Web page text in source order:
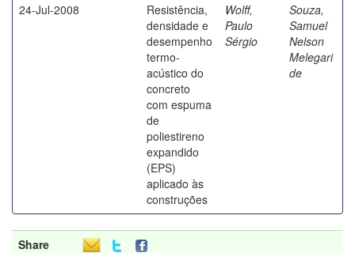
24-Jul-2008
Resistência,
densidade e
desempenho
termo-
acústico do
concreto
com espuma
de
poliestireno
expandido
(EPS)
aplicado às
construções
Wolff,
Paulo
Sérgio
Souza,
Samuel
Nelson
Melegari
de
Share